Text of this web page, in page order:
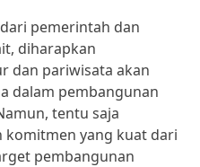
pemerintah dan
diharapkan
dan pariwisata akan
dalam pembangunan
tentu saja
komitmen yang kuat dari
pembangunan